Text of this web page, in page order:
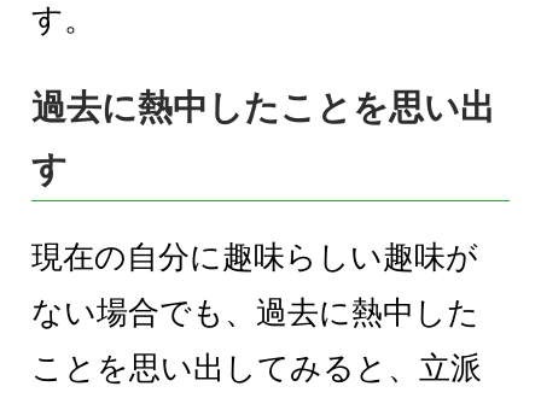
す。
過去に熱中したことを思い出
す
現在の自分に趣味らしい趣味が
ない場合でも、過去に熱中した
ことを思い出してみると、立派